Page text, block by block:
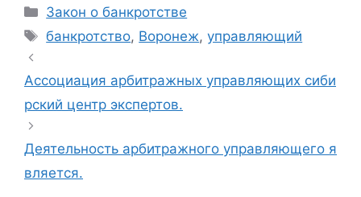
Рубрики
Закон о банкротстве
Метки
банкротство, Воронеж,управляющий
Ассоциация арбитражных управляющих сиби
рский центр экспертов.
Деятельность арбитражного управляющего я
вляется.